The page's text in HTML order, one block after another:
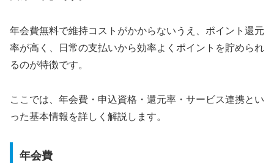
年会費無料で維持コストがかからないうえ、ポイント還元
率が高く、日常の支払いから効率よくポイントを貯められ
るのが特徴です。
ここでは、年会費・申込資格・還元率・サービス連携とい
った基本情報を詳しく解説します。
年会費